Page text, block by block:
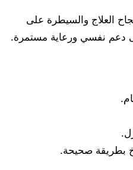
العلاج والسيطرة على
دعم نفسي ورعاية مستمرة.
بطريقة صحيحة.